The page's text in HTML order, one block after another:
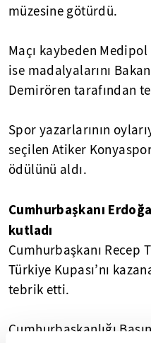
müzesine götürdü.
Maçı kaybeden
ise madalyalarını Bakan
Demirören tarafından
Spor yazarlarının
seçilen Atiker
ödülünü aldı.
Cumhurbaşkanı
kutladı
Cumhurbaşkanı Recep
Türkiye Kupası’nı
tebrik etti.
Cumhurbaşkanlığı